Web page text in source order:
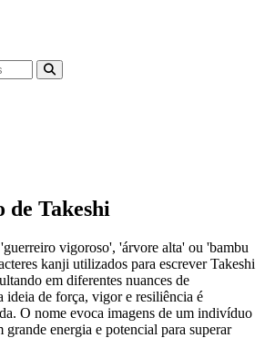
de Takeshi
vigoroso', 'árvore alta' ou 'bambu
kanji utilizados para escrever Takeshi
em diferentes nuances de
ideia de força, vigor e resiliência é
O nome evoca imagens de um indivíduo
grande energia e potencial para superar